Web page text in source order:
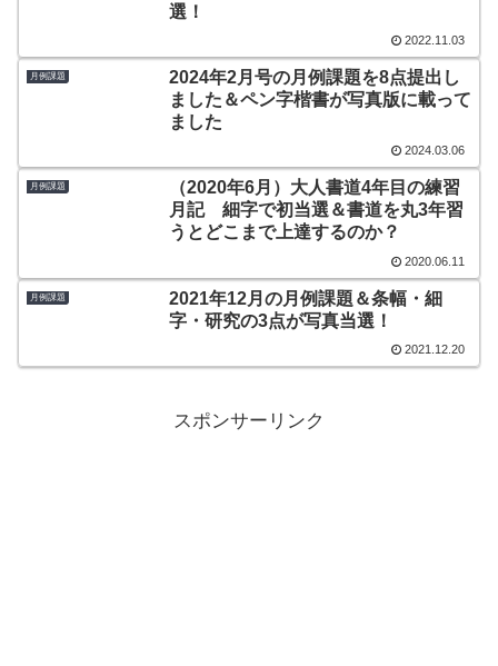
選！
2022.11.03
月例課題
2024年2月号の月例課題を8点提出し
ました＆ペン字楷書が写真版に載って
ました
2024.03.06
月例課題
（2020年6月）大人書道4年目の練習
月記 細字で初当選＆書道を丸3年習
うとどこまで上達するのか？
2020.06.11
月例課題
2021年12月の月例課題＆条幅・細
字・研究の3点が写真当選！
2021.12.20
スポンサーリンク